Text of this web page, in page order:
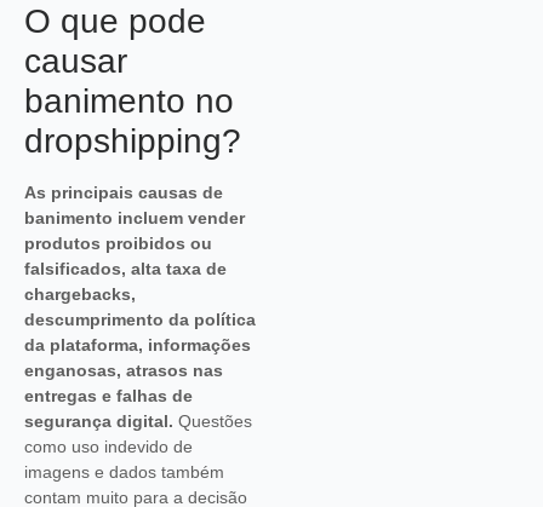
O que pode
causar
banimento no
dropshipping?
As principais causas de
banimento incluem vender
produtos proibidos ou
falsificados, alta taxa de
chargebacks,
descumprimento da política
da plataforma, informações
enganosas, atrasos nas
entregas e falhas de
segurança digital. Questões
como uso indevido de
imagens e dados também
contam muito para a decisão